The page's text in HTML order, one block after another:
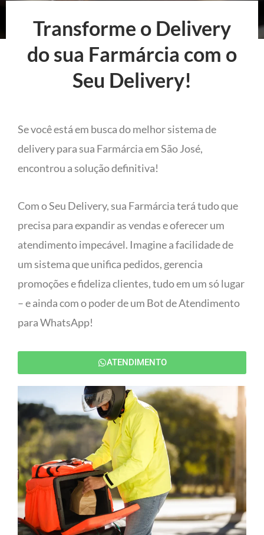
Transforme o Delivery
do sua Farmárcia com o
Seu Delivery!
Se você está em busca do melhor sistema de
delivery para sua Farmárcia em São José,
encontrou a solução definitiva!
Com o Seu Delivery, sua Farmárcia terá tudo que
precisa para expandir as vendas e oferecer um
atendimento impecável. Imagine a facilidade de
um sistema que unifica pedidos, gerencia
promoções e fideliza clientes, tudo em um só lugar
– e ainda com o poder de um Bot de Atendimento
para WhatsApp!
ATENDIMENTO